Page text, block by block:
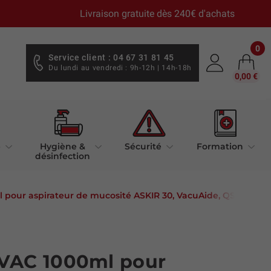
Livraison gratuite dès 240€ d'achats
Service client : 04 67 31 81 45
Du lundi au vendredi : 9h-12h | 14h-18h
0
0,00 €
Hygiène &
désinfection
Sécurité Formation
pour aspirateur de mucosité ASKIR 30, VacuAide, QSU
1000ml pour